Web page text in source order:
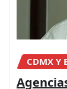
CDMX Y